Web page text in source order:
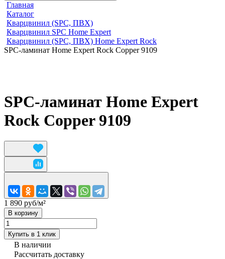
Главная
Каталог
Кварцвинил (SPC, ПВХ)
Кварцвинил SPC Home Expert
Кварцвинил (SPC, ПВХ) Home Expert Rock
SPC-ламинат Home Expert Rock Copper 9109
SPC-ламинат Home Expert
Rock Copper 9109
1 890 руб/м²
В корзину
Купить в 1 клик
В наличии
Рассчитать доставку